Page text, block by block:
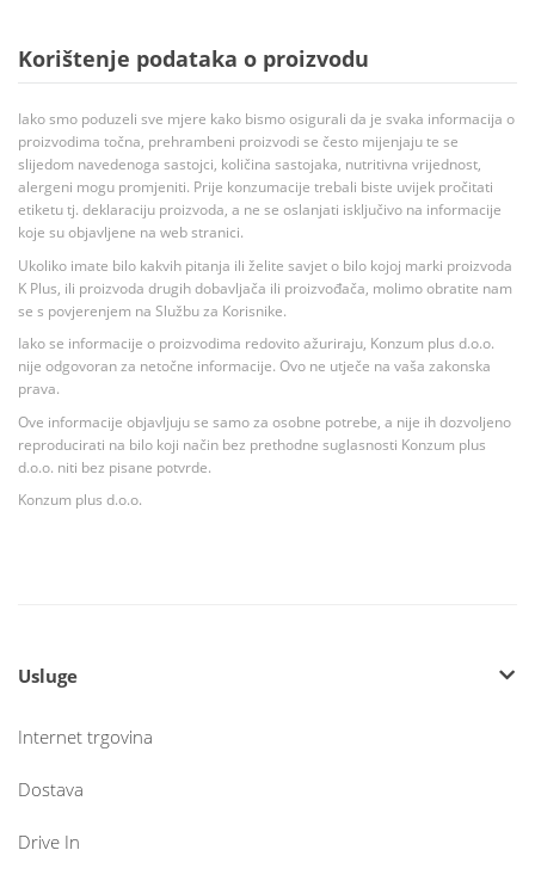
Korištenje podataka o proizvodu
Iako smo poduzeli sve mjere kako bismo osigurali da je svaka informacija o
proizvodima točna, prehrambeni proizvodi se često mijenjaju te se
slijedom navedenoga sastojci, količina sastojaka, nutritivna vrijednost,
alergeni mogu promjeniti. Prije konzumacije trebali biste uvijek pročitati
etiketu tj. deklaraciju proizvoda, a ne se oslanjati isključivo na informacije
koje su objavljene na web stranici.
Ukoliko imate bilo kakvih pitanja ili želite savjet o bilo kojoj marki proizvoda
K Plus, ili proizvoda drugih dobavljača ili proizvođača, molimo obratite nam
se s povjerenjem na Službu za Korisnike.
Iako se informacije o proizvodima redovito ažuriraju, Konzum plus d.o.o.
nije odgovoran za netočne informacije. Ovo ne utječe na vaša zakonska
prava.
Ove informacije objavljuju se samo za osobne potrebe, a nije ih dozvoljeno
reproducirati na bilo koji način bez prethodne suglasnosti Konzum plus
d.o.o. niti bez pisane potvrde.
Konzum plus d.o.o.
Usluge
Internet trgovina
Dostava
Drive In